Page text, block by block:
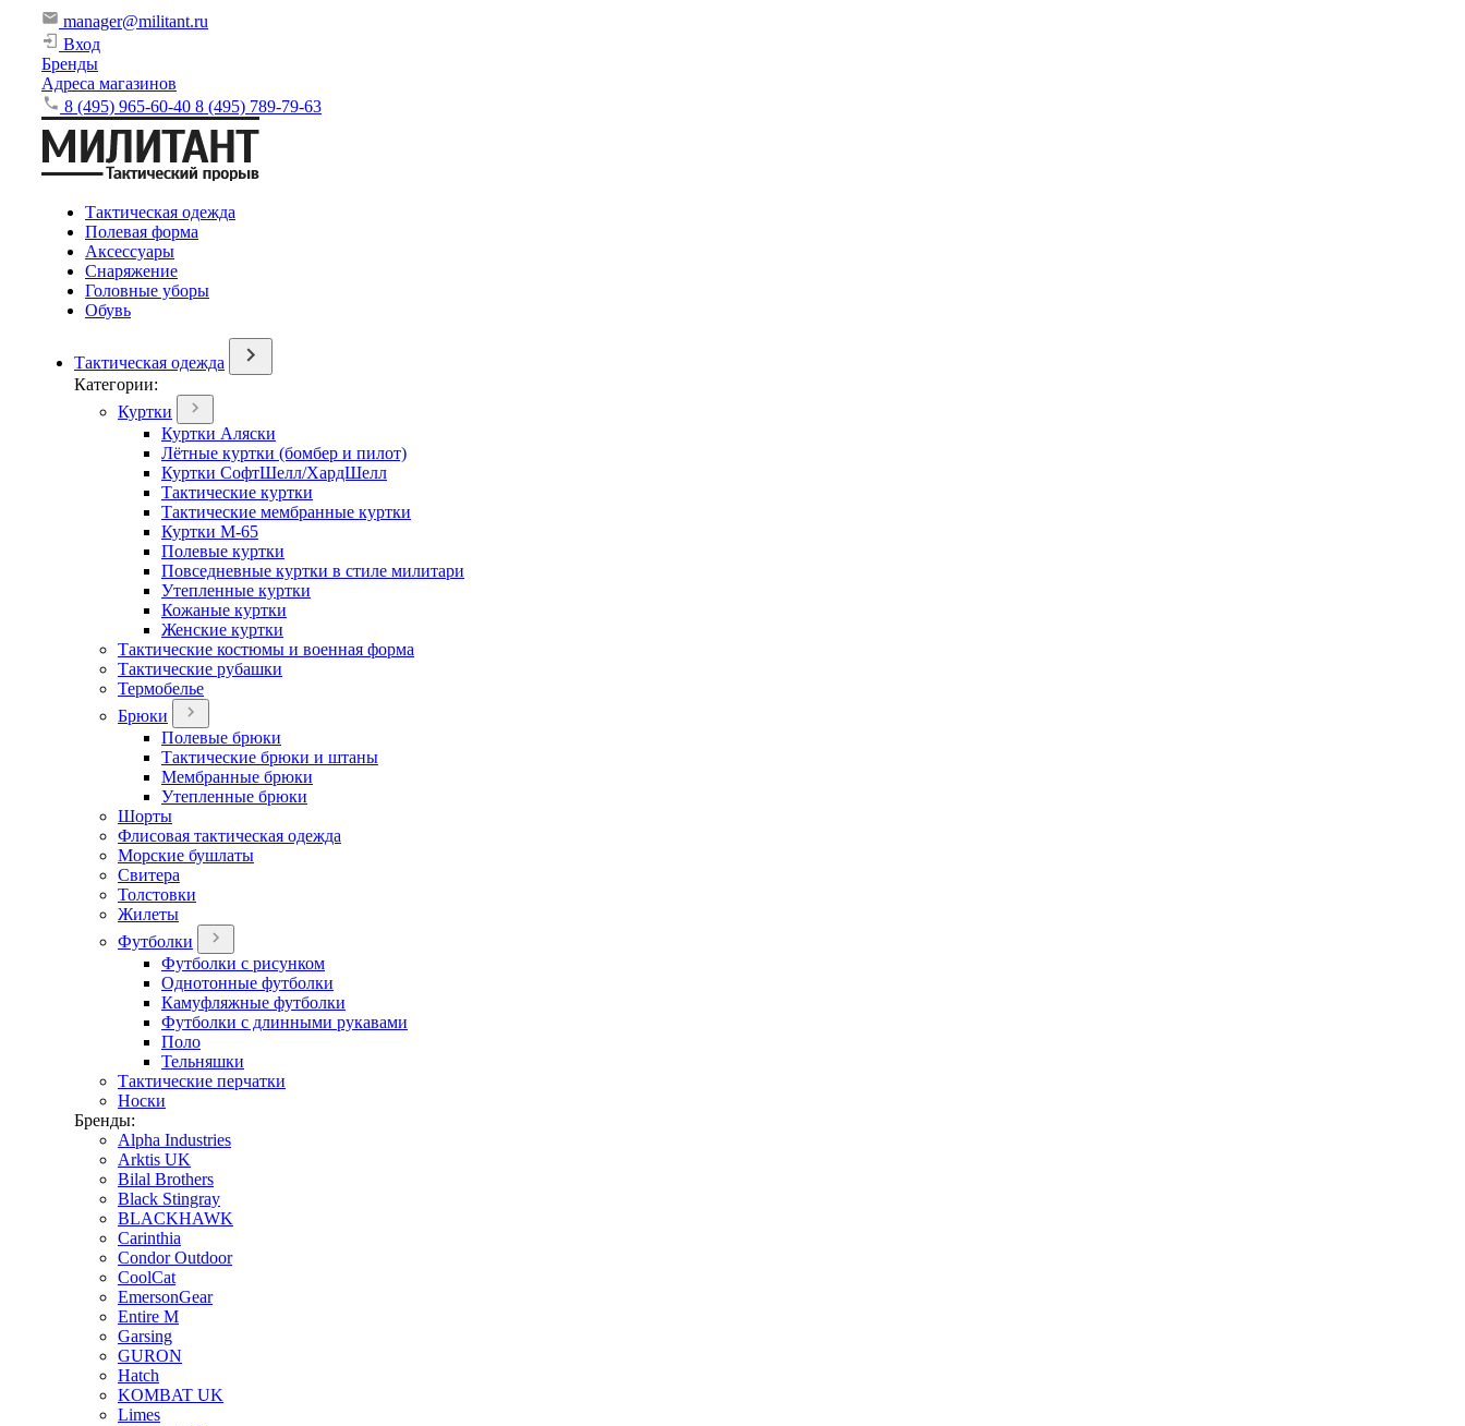
manager@militant.ru
Вход
Бренды
Адреса магазинов
8 (495) 965-60-40 8 (495) 789-79-63
Тактическая одежда
Полевая форма
Аксессуары
Снаряжение
Головные уборы
Обувь
Тактическая одежда
Категории:
Куртки
Куртки Аляски
Лётные куртки (бомбер и пилот)
Куртки СофтШелл/ХардШелл
Тактические куртки
Тактические мембранные куртки
Куртки М-65
Полевые куртки
Повседневные куртки в стиле милитари
Утепленные куртки
Кожаные куртки
Женские куртки
Тактические костюмы и военная форма
Тактические рубашки
Термобелье
Брюки
Полевые брюки
Тактические брюки и штаны
Мембранные брюки
Утепленные брюки
Шорты
Флисовая тактическая одежда
Морские бушлаты
Свитера
Толстовки
Жилеты
Футболки
Футболки с рисунком
Однотонные футболки
Камуфляжные футболки
Футболки с длинными рукавами
Поло
Тельняшки
Тактические перчатки
Носки
Бренды:
Alpha Industries
Arktis UK
Bilal Brothers
Black Stingray
BLACKHAWK
Carinthia
Condor Outdoor
CoolCat
EmersonGear
Entire M
Garsing
GURON
Hatch
KOMBAT UK
Limes